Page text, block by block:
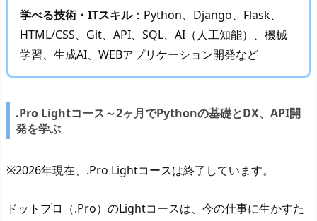
学べる技術・ITスキル：Python、Django、Flask、
HTML/CSS、Git、API、SQL、AI（人工知能）、機械
学習、生成AI、WEBアプリケーション開発など
.Pro Lightコース～2ヶ月でPythonの基礎とDX、API開
発を学ぶ
※2026年現在、.Pro Lightコースは終了しています。
ドットプロ（.Pro）のLightコースは、今の仕事に生かすた